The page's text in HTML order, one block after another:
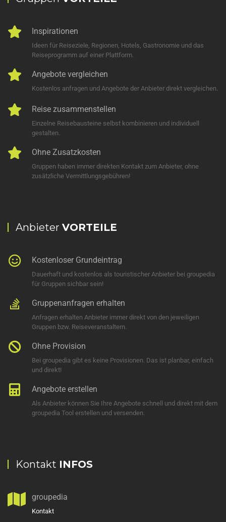
Inspirationen
Ideen für Reiseziele, Regionen, Hotels, Gastronomie und das
Reiseprogramm auf einer Plattform.
Angebote vergleichen
Kostenlos anfragen und Angebote der Anbieter direkt vergleichen.
Reise zusammenstellen
Einzelne Reisebausteine selbst kombinieren und individuell
gestalten.
Ohne Zusatzkosten
Gruppen haben immer direkten Kontakt zum Anbieter, ohne
zusätzliche Vermittlungsgebühren!
Anbieter VORTEILE
Kostenloser Grundeintrag
Dauerhaft und kostenlos als touristischer Anbieter bei groupedia
für Gruppen sichbar sein!
Gruppenanfragen erhalten
Anfragen erhalten Anbieter immer direkt von den jeweiligen
Gruppen bzw. Reiseveranstaltern.
Ohne Provision
Bei groupedia gibt es keine Provisionen. Das ist planbar, einfach
und direkt!
Angebote erstellen
Als Anbieter können Sie Ihre Angebote schnell und direkt mit dem
groupedia Tool erstellen und versenden.
Kontakt INFOS
groupedia
Kontakt